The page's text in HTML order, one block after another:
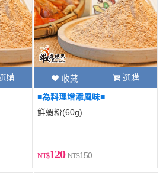
購 收藏 選購
■為料理增添風味■
鮮蝦粉(60g)
120 150